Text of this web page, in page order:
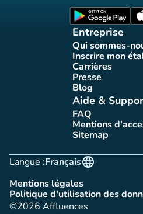
Entreprise
Qui sommes-
Inscrire mon
Carrières
(nouvel
Presse(nouvel
Blog(nouvel onglet)
Aide &
FAQ(nouvel onglet)
Mentions
Sitemap
(nouvel
Langue :
language
Français
Mentions légales
(nouvel onglet)
Politique d'utilisation des
(nouvel
©2026 Affluences